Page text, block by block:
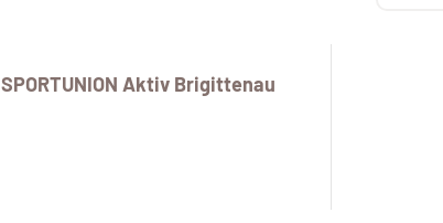
SPORTUNION Aktiv Brigittenau